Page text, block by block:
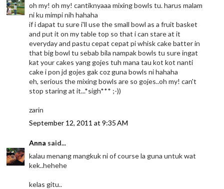
oh my! oh my! cantiknyaaa mixing bowls tu. harus malam
ni ku mimpi nih hahaha
if i dapat tu sure i'll use the small bowl as a fruit basket
and put it on my table top so that i can stare at it
everyday and pastu cepat cepat pi whisk cake batter in
that big bowl tu sebab bila nampak bowls tu sure ingat
kat your cakes yang gojes tuh mana tau kot kot nanti
cake i pon jd gojes gak coz guna bowls ni hahaha
eh, serious the mixing bowls are so gojes..oh my! can't
stop staring at it...*sigh*** ;-))
zarin
September 12, 2011 at 9:35 AM
Anna said...
kalau menang mangkuk ni of course la guna untuk wat
kek..hehehe
kelas gitu..